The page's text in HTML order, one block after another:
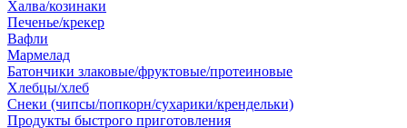
Халва/козинаки
Печенье/крекер
Вафли
Мармелад
Батончики злаковые/фруктовые/протеиновые
Хлебцы/хлеб
Снеки (чипсы/попкорн/сухарики/крендельки)
Продукты быстрого приготовления